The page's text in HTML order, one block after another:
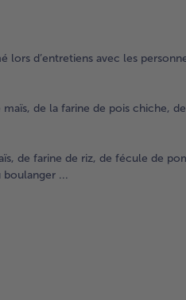
d’entretiens avec les
de la farine de pois chiche,
de farine de riz, de fécule de
...